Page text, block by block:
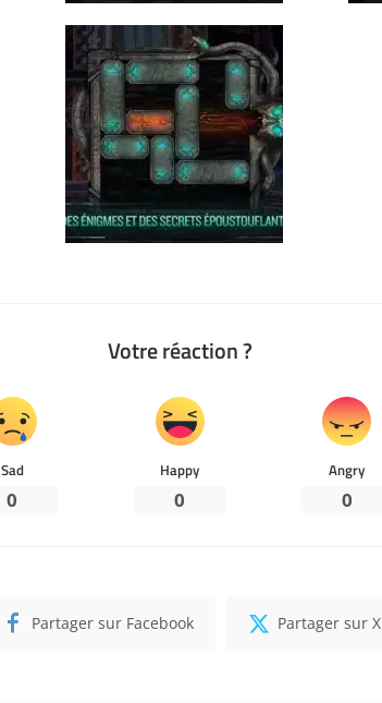
Votre réaction ?
Sad
0
Happy
0
Angry
0
Partager sur Facebook Partager sur X